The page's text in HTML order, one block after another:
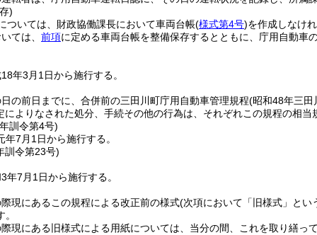
)
ついては、財政協働課長において車両台帳(様式第4号)を作成しなけ
ては、 前項に定める車両台帳を整備保存するとともに、庁用自動車
年3月1日から施行する。
の前日までに、合併前の三田川町庁用自動車管理規程(昭和48年三田
によりなされた処分、手続その他の行為は、それぞれこの規程の相
訓令第4号)
7月1日から施行する。
訓令第23号)
年7月1日から施行する。
現にあるこの規程による改正前の様式(次項において「旧様式」とい
現にある旧様式による用紙については、当分の間、これを取り繕っ